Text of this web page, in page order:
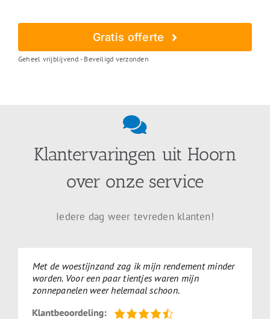
Gratis offerte
Geheel vrijblijvend - Beveiligd verzonden
Klantervaringen uit Hoorn
over onze service
Iedere dag weer tevreden klanten!
Met de woestijnzand zag ik mijn rendement minder
worden. Voor een paar tientjes waren mijn
zonnepanelen weer helemaal schoon.